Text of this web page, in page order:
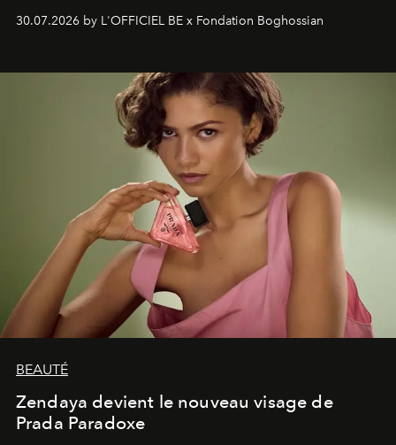
soufflé, l’artiste français compose un itinéraire
émotionnel où chaque œuvre devient le souvenir
émerveillement.
30.07.2026 by L'OFFICIEL BE x Fondation Boghossian
BEAUTÉ
Zendaya devient le nouveau visage de
Prada Paradoxe